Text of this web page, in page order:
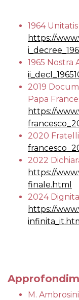
1964
https://
1965 Nostra
2019
Papa
https://
2020
2022
https://
finale.html
2024
https://
M.